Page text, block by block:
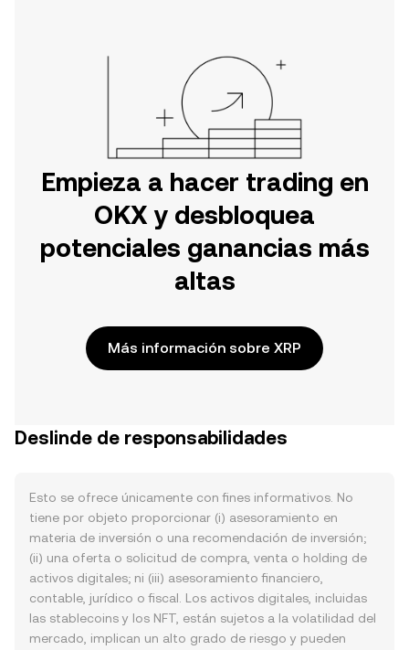
Empieza a hacer trading en
OKX y desbloquea
potenciales ganancias más
altas
Más información sobre XRP
Deslinde de responsabilidades
Esto se ofrece únicamente con fines informativos. No
tiene por objeto proporcionar (i) asesoramiento en
materia de inversión o una recomendación de inversión;
(ii) una oferta o solicitud de compra, venta o holding de
activos digitales; ni (iii) asesoramiento financiero,
contable, jurídico o fiscal. Los activos digitales, incluidas
las stablecoins y los NFT, están sujetos a la volatilidad del
mercado, implican un alto grado de riesgo y pueden